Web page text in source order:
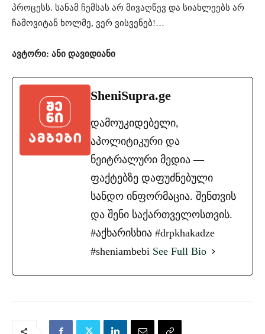
პროცესს. სანამ ჩემსას არ მივაღწევ და სიახლეებს არ
ჩამოვიტან ხოლმე, ვერ ვისვენებ!…
ავტორი: ანი დავიდიანი
SheniSupra.ge
დამოუკიდებელი,
აპოლიტიკური და
ნეიტრალური მედია —
ფაქტებზე დაფუძნებული
სანდო ინფორმაცია. შენთვის
და შენი საქართველოსთვის.
#აქხარისხია #drpkhakadze
#sheniambebi See Full Bio